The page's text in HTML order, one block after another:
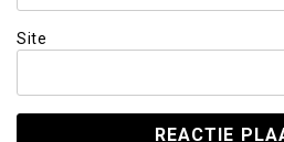
Site